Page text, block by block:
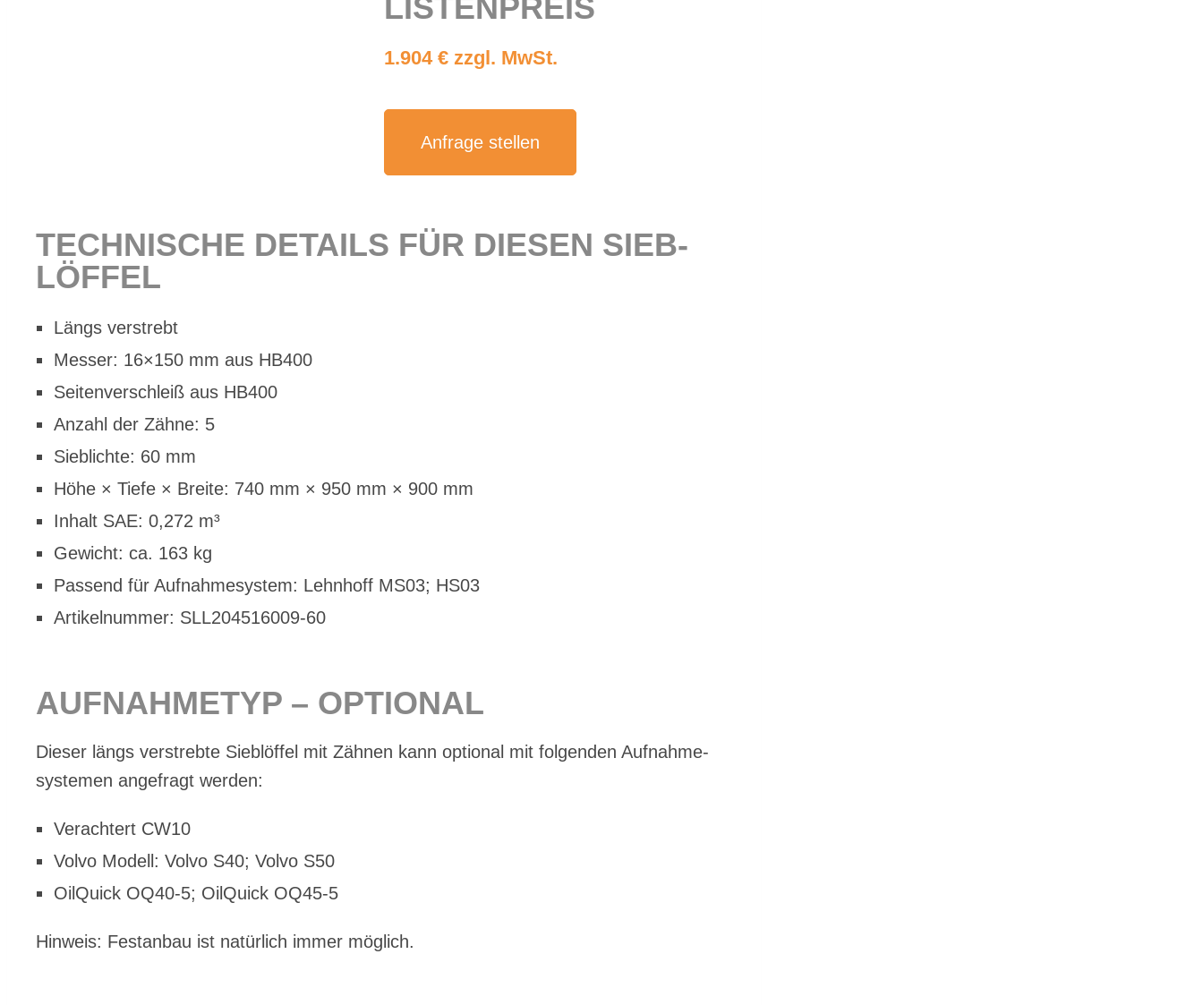
LIS­TEN­PREIS
1.904 € zzgl. MwSt.
An­fra­ge stel­len
TECH­NI­SCHE DE­TAILS FÜR DIE­SEN SIEB­
LÖF­FEL
Längs ver­strebt
Mes­ser: 16×150 mm aus HB400
Sei­ten­ver­schleiß aus HB400
An­zahl der Zäh­ne: 5
Sieb­lich­te: 60 mm
Höhe × Tie­fe × Brei­te: 740 mm × 950 mm × 900 mm
In­halt SAE: 0,272 m³
Ge­wicht: ca. 163 kg
Pas­send für Auf­nah­me­sys­tem: Lehn­hoff MS03; HS03
Ar­ti­kel­num­mer: SLL204516009-60
AUF­NAH­ME­TYP – OP­TIO­NAL
Die­ser längs ver­streb­te Sieb­löf­fel mit Zäh­nen kann op­tio­nal mit fol­gen­den Auf­nah­me­
sys­te­men an­ge­fragt wer­den:
Ver­ach­tert CW10
Vol­vo Mo­dell: Vol­vo S40; Vol­vo S50
Oil­Quick OQ40‑5; Oil­Quick OQ45‑5
Hin­weis: Fest­an­bau ist na­tür­lich im­mer mög­lich.